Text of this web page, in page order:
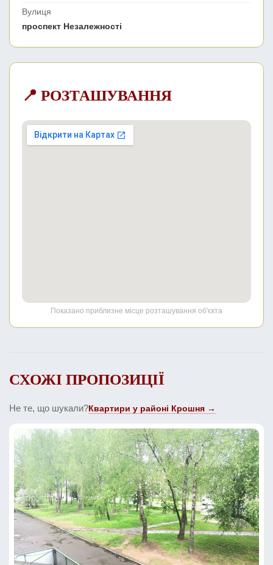
Вулиця
проспект Незалежності
📍 РОЗТАШУВАННЯ
Показано приблизне місце розташування об'єкта
СХОЖІ ПРОПОЗИЦІЇ
Не те, що шукали?Квартири у районі Крошня →